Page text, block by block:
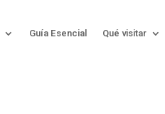
Guía Esencial Qué visitar